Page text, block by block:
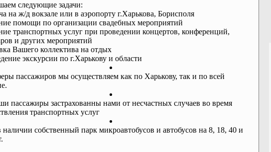
следующие задачи:
на ж/д вокзале или в аэропорту г.Харькова, Борисполя
помощи по организации свадебных мероприятий
транспортных услуг при проведении концертов, конференций,
и других мероприятий
Вашего коллектива на отдых
экскурсии по г.Харькову и области
пассажиров мы осуществляем как по Харькову, так и по всей
пассажиры застрахованны нами от несчастных случаев во время
транспортных услуг
наличии собственный парк микроавтобусов и автобусов на 8, 18, 40 и